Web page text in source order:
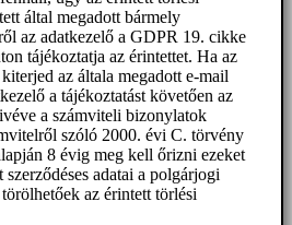
által megadott bármely
az adatkezelő a GDPR 19. cikke
tájékoztatja az érintettet. Ha az
az általa megadott e-mail
a tájékoztatást követően az
a számviteli bizonylatok
szóló 2000. évi C. törvény
8 évig meg kell őrizni ezeket
adatai a polgárjogi
az érintett törlési